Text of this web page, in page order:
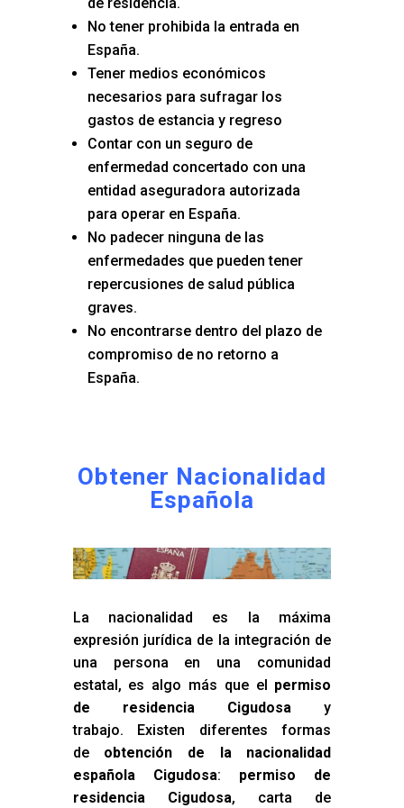
No tener prohibida la entrada en
España.
Tener medios económicos
necesarios para sufragar los
gastos de estancia y regreso
Contar con un seguro de
enfermedad concertado con una
entidad aseguradora autorizada
para operar en España.
No padecer ninguna de las
enfermedades que pueden tener
repercusiones de salud pública
graves.
No encontrarse dentro del plazo de
compromiso de no retorno a
España.
Obtener Nacionalidad
Española
La nacionalidad es la máxima
expresión jurídica de la integración de
una persona en una comunidad
estatal, es algo más que el permiso
de residencia Cigudosa y
trabajo. Existen diferentes formas
de obtención de la nacionalidad
española Cigudosa: permiso de
residencia Cigudosa, carta de